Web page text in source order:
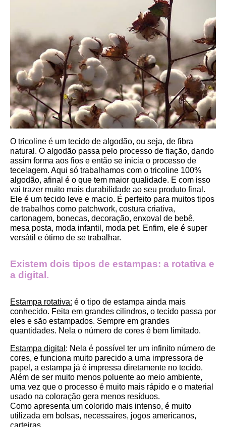
O tricoline é um tecido de algodão, ou seja, de fibra
natural. O algodão passa pelo processo de fiação, dando
assim forma aos fios e então se inicia o processo de
tecelagem. Aqui só trabalhamos com o tricoline 100%
algodão, afinal é o que tem maior qualidade. E com isso
vai trazer muito mais durabilidade ao seu produto final.
Ele é um tecido leve e macio. É perfeito para muitos tipos
de trabalhos como patchwork, costura criativa,
cartonagem, bonecas, decoração, enxoval de bebê,
mesa posta, moda infantil, moda pet. Enfim, ele é super
versátil e ótimo de se trabalhar.
Existem dois tipos de estampas: a rotativa e
a digital.
Estampa rotativa: é o tipo de estampa ainda mais
conhecido. Feita em grandes cilindros, o tecido passa por
eles e são estampados. Sempre em grandes
quantidades. Nela o número de cores é bem limitado.
Estampa digital : Nela é possível ter um infinito número de
cores, e funciona muito parecido a uma impressora de
papel, a estampa já é impressa diretamente no tecido.
Além de ser muito menos poluente ao meio ambiente,
uma vez que o processo é muito mais rápido e o material
usado na coloração gera menos resíduos.
Como apresenta um colorido mais intenso, é muito
utilizada em bolsas, necessaires, jogos americanos,
carteiras.